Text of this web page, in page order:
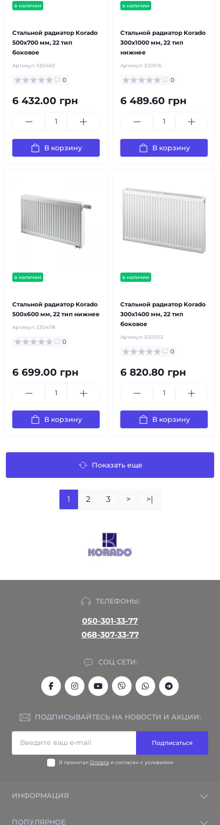
в наличии
Стальной радиатор Korado
500x700 мм, 22 тип
боковое
Артикул: 530463
0
6 432.00 грн
В корзину
в наличии
Стальной радиатор Korado
300x1000 мм, 22 тип
нижнее
Артикул: 530516
0
6 489.60 грн
В корзину
в наличии
Стальной радиатор Korado
500x600 мм, 22 тип нижнее
Артикул: 530478
0
6 699.00 грн
В корзину
в наличии
Стальной радиатор Korado
300x1400 мм, 22 тип
боковое
Артикул: 530503
0
6 820.80 грн
В корзину
Показать еще
1 2 3 > >|
ТЕЛЕФОНЫ:
050-301-33-77
068-307-33-77
СОЦ СЕТИ:
ПОДПИСЫВАЙТЕСЬ НА НОВОСТИ И АКЦИИ:
Подписаться
Я прочитал Оплата и согласен с условиями
ИНФОРМАЦИЯ
ПОПУЛЯРНОЕ